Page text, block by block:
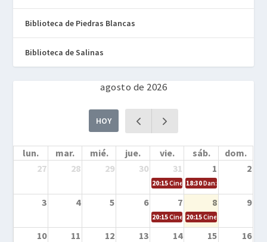
Biblioteca de Piedras Blancas
Biblioteca de Salinas
agosto de 2026
HOY
lun. mar. mié. jue. vie. sáb.
dom.
27
28 29 30 31 1 2
20:15Cine en la calle – Cómo
18:30Danza – Cita en el
3 4 5 6 7 8 9
20:15Cine en la calle – El niño y la
20:15Cine en la calle –
10 11 12 13 14 15 16